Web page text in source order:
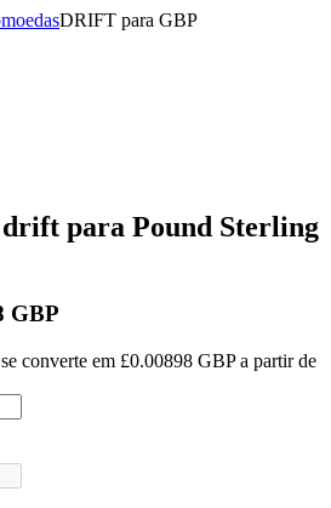
DRIFT para GBP
drift para Pound Sterling
GBP
converte em £0.00898 GBP a partir de